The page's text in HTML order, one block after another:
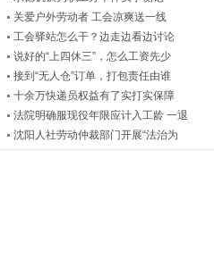
关爱户外劳动者 工会凉爽送一线
工会驿站怎么干？边走边看边讨论
说好的“上四休三”，怎么工资先少
接到“无人仓”订单，打包责任由谁
十余万快递员权益有了实打实保障
法院明确服现役年限应计入工龄 一退
沈阳人社劳动仲裁部门开展“法治为